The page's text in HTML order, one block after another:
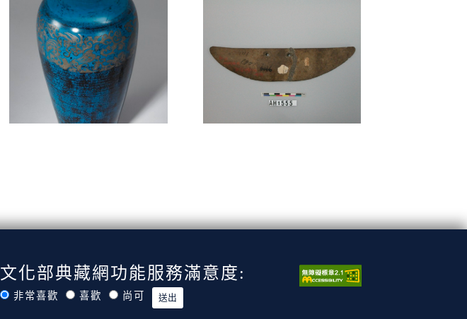
文化部典藏網功能服務滿意度:
非常喜歡 喜歡 尚可